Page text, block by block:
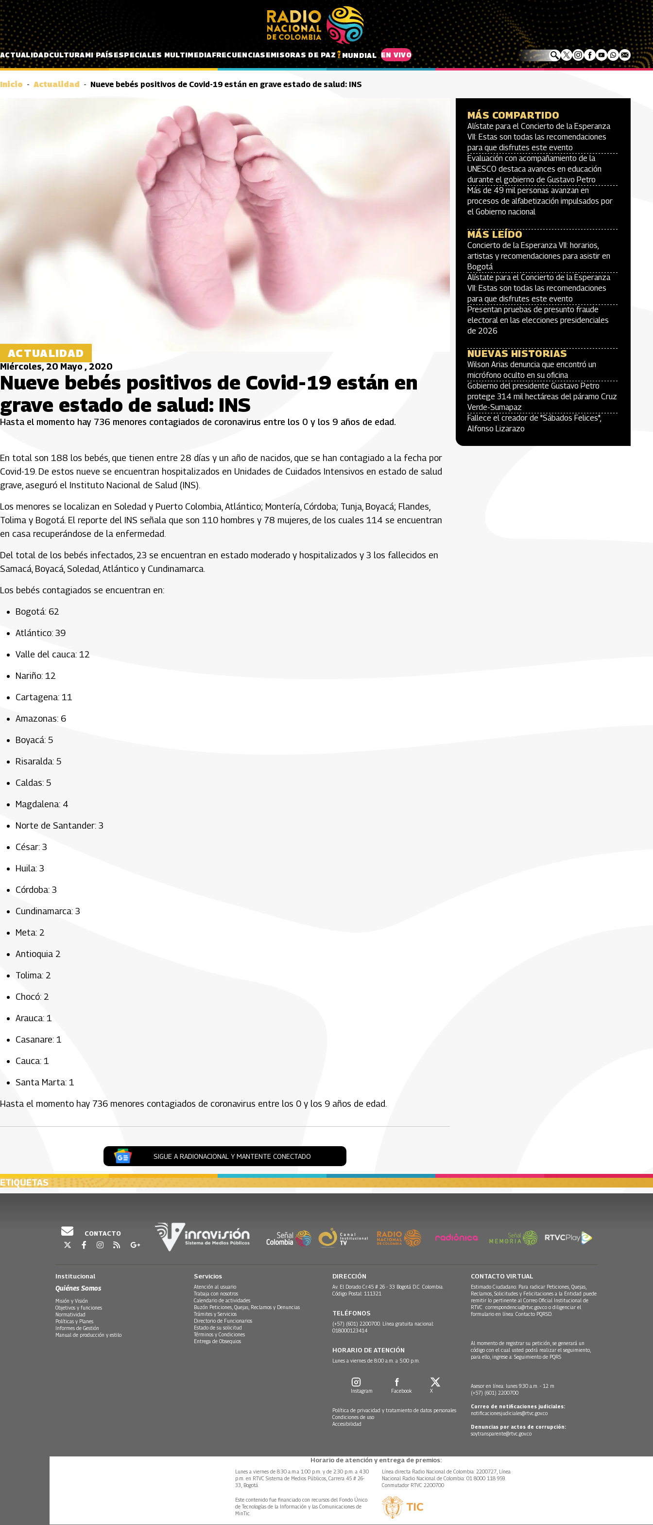
Pasar al contenido principal
ACTUALIDADCULTURAMI PAÍSESPECIALES MULTIMEDIAFRECUENCIASEMISORAS DE PAZ MUNDIAL EN VIVO
Inicio Actualidad Nueve bebés positivos de Covid-19 están en grave estado de salud: INS
ACTUALIDAD
Miércoles, 20 Mayo , 2020
Nueve bebés positivos de Covid-19 están en
grave estado de salud: INS
Hasta el momento hay 736 menores contagiados de coronavirus entre los 0 y los 9 años de edad.
En total son 188 los bebés, que tienen entre 28 días y un año de nacidos, que se han contagiado a la fecha por
Covid-19. De estos nueve se encuentran hospitalizados en Unidades de Cuidados Intensivos en estado de salud
grave, aseguró el Instituto Nacional de Salud (INS).
Los menores se localizan en Soledad y Puerto Colombia, Atlántico; Montería, Córdoba; Tunja, Boyacá; Flandes,
Tolima y Bogotá. El reporte del INS señala que son 110 hombres y 78 mujeres, de los cuales 114 se encuentran
en casa recuperándose de la enfermedad.
Del total de los bebés infectados, 23 se encuentran en estado moderado y hospitalizados y 3 los fallecidos en
Samacá, Boyacá, Soledad, Atlántico y Cundinamarca.
Los bebés contagiados se encuentran en:
Bogotá: 62
Atlántico: 39
Valle del cauca: 12
Nariño: 12
Cartagena: 11
Amazonas: 6
Boyacá: 5
Risaralda: 5
Caldas: 5
Magdalena: 4
Norte de Santander: 3
César: 3
Huila: 3
Córdoba: 3
Cundinamarca: 3
Meta: 2
Antioquia 2
Tolima: 2
Chocó: 2
Arauca: 1
Casanare: 1
Cauca: 1
Santa Marta: 1
Hasta el momento hay 736 menores contagiados de coronavirus entre los 0 y los 9 años de edad.
SIGUE A RADIONACIONAL Y MANTENTE CONECTADO
MÁS COMPARTIDO
Alístate para el Concierto de la Esperanza
VII: Estas son todas las recomendaciones
para que disfrutes este evento
Evaluación con acompañamiento de la
UNESCO destaca avances en educación
durante el gobierno de Gustavo Petro
Más de 49 mil personas avanzan en
procesos de alfabetización impulsados por
el Gobierno nacional
MÁS LEÍDO
Concierto de la Esperanza VII: horarios,
artistas y recomendaciones para asistir en
Bogotá
Alístate para el Concierto de la Esperanza
VII: Estas son todas las recomendaciones
para que disfrutes este evento
Presentan pruebas de presunto fraude
electoral en las elecciones presidenciales
de 2026
NUEVAS HISTORIAS
Wilson Arias denuncia que encontró un
micrófono oculto en su oficina
Gobierno del presidente Gustavo Petro
protege 314 mil hectáreas del páramo Cruz
Verde-Sumapaz
Fallece el creador de "Sábados Felices",
Alfonso Lizarazo
ETIQUETAS
CONTACTO
Institucional
Quiénes Somos
Misión y Visión
Objetivos y funciones
Normatividad
Políticas y Planes
Informes de Gestión
Manual de producción y estilo
Servicios
Atención al usuario
Trabaja con nosotros
Calendario de actividades
Buzón Peticiones, Quejas, Reclamos y Denuncias
Trámites y Servicios
Directorio de Funcionarios
Estado de su solicitud
Términos y Condiciones
Entrega de Obsequios
DIRECCIÓN
Av. El Dorado Cr.45 # 26 - 33 Bogotá D.C. Colombia.
Código Postal: 111321
TELÉFONOS
(+57) (601) 2200700. Línea gratuita nacional:
018000123414
HORARIO DE ATENCIÓN
Lunes a viernes de 8:00 a.m. a 5:00 p.m.
Instagram Facebook X
Política de privacidad y tratamiento de datos personales
Condiciones de uso
Accesibilidad
CONTACTO VIRTUAL
Estimado Ciudadano: Para radicar Peticiones, Quejas,
Reclamos, Solicitudes y Felicitaciones a la Entidad puede
remitir lo pertinente al Correo Oficial Institucional de
RTVC correspondencia@rtvc.gov.co o diligenciar el
formulario en línea: Contacto PQRSD.
Al momento de registrar su petición, se generará un
código con el cual usted podrá realizar el seguimiento,
para ello, ingrese a: Seguimiento de PQRS
Asesor en línea: lunes 9:30 a.m. - 12 m
(+57) (601) 2200700
Correo de notificaciones judiciales:
notificacionesjudiciales@rtvc.gov.co
Denuncias por actos de corrupción:
soytransparente@rtvc.gov.co
Horario de atención y entrega de premios:
Lunes a viernes de 8:30 a.m.a 1:00 p.m. y de 2:30 p.m. a 4:30
p.m. en RTVC Sistema de Medios Públicos, Carrera 45 # 26-
33, Bogotá.
Línea directa Radio Nacional de Colombia: 2200727, Línea
Nacional Radio Nacional de Colombia: 01 8000 118 959.
Conmutador RTVC 2200700
Este contenido fue financiado con recursos del Fondo Único
de Tecnologías de la Información y las Comunicaciones de
MinTic.